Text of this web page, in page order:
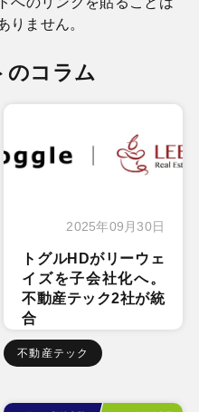
りません。
のコラム
2025年09月30日
トグルHDがリーウェ
イズを子会社化へ。
不動産テック2社が統
合
不動産テック